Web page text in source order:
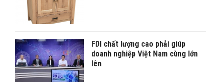
FDI chất lượng cao phải giúp
doanh nghiệp Việt Nam cùng lớn
lên